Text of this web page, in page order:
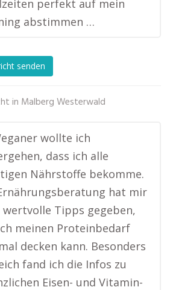
perfekt auf mein
abstimmen …
senden
in Malberg Westerwald
wollte ich
dass ich alle
Nährstoffe bekomme.
hat mir
wertvolle Tipps gegeben,
meinen Proteinbedarf
decken kann. Besonders
fand ich die Infos zu
Eisen- und Vitamin-